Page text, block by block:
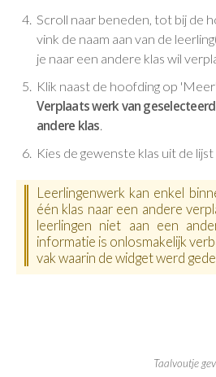
Scroll naar beneden, tot bij de
vink de naam aan van de
je naar een andere klas wil
Klik naast de hoofding op 'Meer'
Verplaats werk van
andere klas
Kies de gewenste klas uit de lijst
Leerlingenwerk kan enkel
één klas naar een andere
leerlingen niet aan een
informatie is onlosmakelijk
vak waarin de widget werd